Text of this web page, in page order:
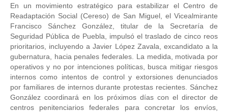
En un movimiento estratégico para estabilizar el Centro de
Readaptación Social (Cereso) de San Miguel, el Vicealmirante
Francisco Sánchez González, titular de la Secretaría de
Seguridad Pública de Puebla, impulsó el traslado de cinco reos
prioritarios, incluyendo a Javier López Zavala, excandidato a la
gubernatura, hacia penales federales. La medida, motivada por
operativos y no por intenciones políticas, busca mitigar riesgos
internos como intentos de control y extorsiones denunciados
por familiares de internos durante protestas recientes. Sánchez
González coordinará en los próximos días con el director de
centros penitenciarios federales para concretar los envíos,